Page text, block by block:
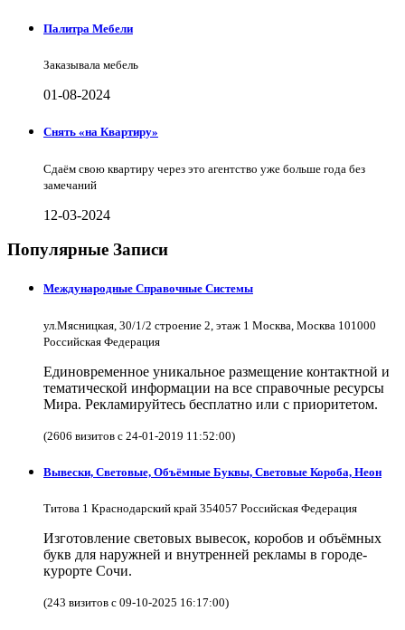
Палитра Мебели
Заказывала мебель
01-08-2024
Снять «на Квартиру»
Сдаём свою квартиру через это агентство уже больше года без
замечаний
12-03-2024
Популярные Записи
Международные Справочные Системы
ул.Мясницкая, 30/1/2 строение 2, этаж 1 Москва, Москва 101000
Российская Федерация
Единовременное уникальное размещение контактной и
тематической информации на все справочные ресурсы
Мира. Рекламируйтесь бесплатно или с приоритетом.
(2606 визитов с 24-01-2019 11:52:00)
Вывески, Световые, Объёмные Буквы, Световые Короба, Неон
Титова 1 Краснодарский край 354057 Российская Федерация
Изготовление световых вывесок, коробов и объёмных
букв для наружней и внутренней рекламы в городе-
курорте Сочи.
(243 визитов с 09-10-2025 16:17:00)